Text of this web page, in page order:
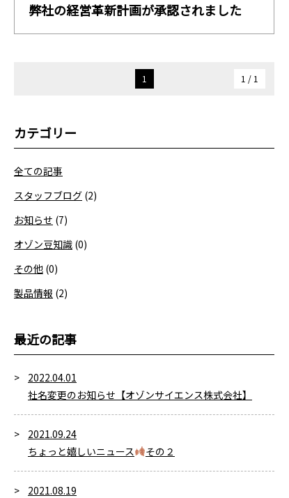
弊社の経営革新計画が承認されました
1 / 1
1
カテゴリー
全ての記事
スタッフブログ (2)
お知らせ (7)
オゾン豆知識 (0)
その他 (0)
製品情報 (2)
最近の記事
2022.04.01
社名変更のお知らせ【オゾンサイエンス株式会社】
2021.09.24
ちょっと嬉しいニュース
その２
2021.08.19